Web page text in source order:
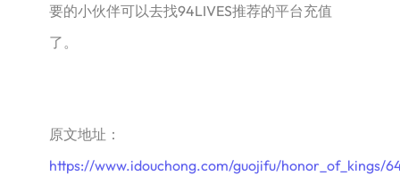
要的小伙伴可以去找94LIVES推荐的平台充值
了。
原文地址：
https://www.idouchong.com/guojifu/honor_of_kings/